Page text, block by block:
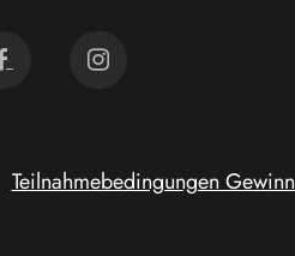
Teilnahmebedingungen